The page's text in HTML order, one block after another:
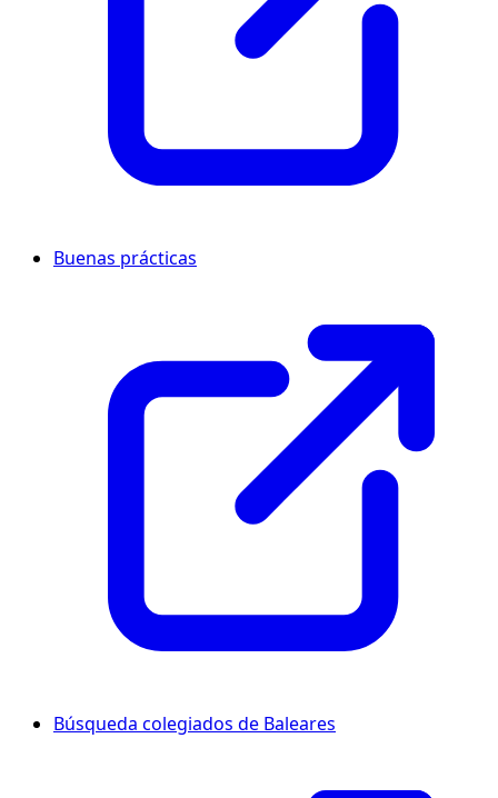
Buenas prácticas
Búsqueda colegiados de Baleares